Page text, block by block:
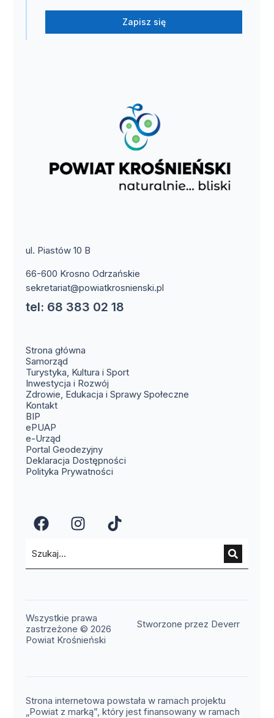
Zapisz się
ul. Piastów 10 B
66-600 Krosno Odrzańskie
sekretariat@powiatkrosnienski.pl
tel: 68 383 02 18
Strona główna
Samorząd
Turystyka, Kultura i Sport
Inwestycja i Rozwój
Zdrowie, Edukacja i Sprawy Społeczne
Kontakt(otwiera się w nowym oknie)
BIP
ePUAP
e-Urząd
Portal Geodezyjny(otwiera się w nowym oknie)
Deklaracja Dostępności
Polityka Prywatności
(otwiera się w nowym oknie)
(otwiera się w nowym
(otwiera się w
Wszystkie prawa
zastrzeżone © 2026
Powiat Krośnieński
Stworzone przez Deverr
Strona internetowa powstała w ramach projektu
„Powiat z marką”, który jest finansowany w ramach